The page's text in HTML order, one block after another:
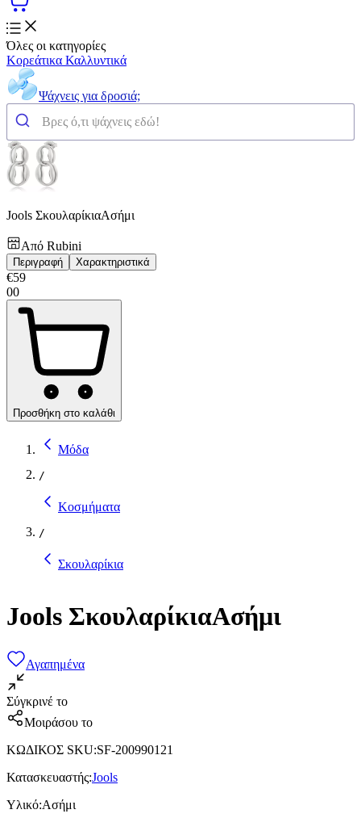
Όλες οι κατηγορίες
Κορεάτικα Καλλυντικά
Ψάχνεις για δροσιά;
Jools ΣκουλαρίκιαΑσήμι
Από Rubini
Περιγραφή Χαρακτηριστικά
€59
00
Προσθήκη στο καλάθι
Μόδα
/
Κοσμήματα
/
Σκουλαρίκια
Jools ΣκουλαρίκιαΑσήμι
Αγαπημένα
Σύγκρινέ το
Μοιράσου το
ΚΩΔΙΚΟΣ SKU:SF-200990121
Κατασκευαστής:Jools
Υλικό:Ασήμι